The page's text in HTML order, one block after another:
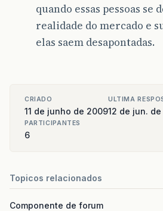
quando essas pessoas se
realidade do mercado e
elas saem desapontadas.
CRIADO
11 de junho de 2009
ULTIMA
12 de jun.
PARTICIPANTES
6
Topicos relacionados
Componente de forum